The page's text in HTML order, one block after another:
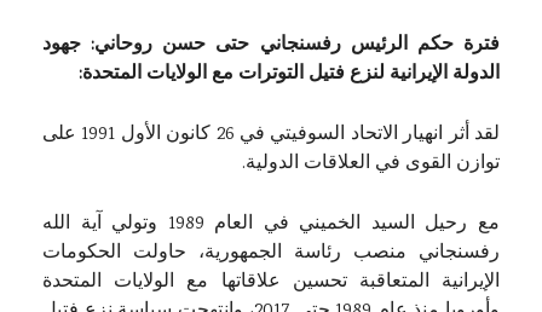
فترة حكم الرئيس رفسنجاني حتى حسن روحاني: جهود
الدولة الإيرانية لنزع فتيل التوترات مع الولايات المتحدة:
لقد أثر انهيار الاتحاد السوفيتي في 26 كانون الأول 1991 على
توازن القوى في العلاقات الدولية.
مع رحیل السيد الخميني في العام 1989 وتولي آية الله
رفسنجاني منصب رئاسة الجمهورية، حاولت الحكومات
الإيرانية المتعاقبة تحسين علاقاتها مع الولايات المتحدة